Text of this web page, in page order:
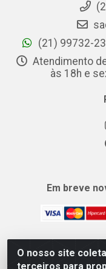
O nosso site
terceiros para
(21) 99732-
Atendimento
às 18h e
Em breve
MIX CERTO